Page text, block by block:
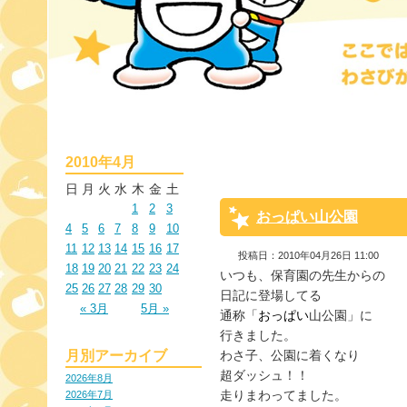
2010年4月
日 月 火 水 木 金 土
1 2
3
4
5 6 7 8 9
10
11 12 13 14 15 16 17
18 19 20 21 22 23 24
25 26 27 28 29 30
« 3月
5月 »
月別アーカイブ
2026年8月
2026年7月
おっぱい山公園
投稿日：2010年04月26日 11:00
いつも、保育園の先生からの
日記に登場してる
通称「おっぱい山公園」に
行きました。
わさ子、公園に着くなり
超ダッシュ！！
走りまわってました。